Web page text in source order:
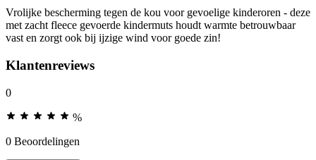
Vrolijke bescherming tegen de kou voor gevoelige kinderoren - deze
met zacht fleece gevoerde kindermuts houdt warmte betrouwbaar
vast en zorgt ook bij ijzige wind voor goede zin!
Klantenreviews
0
%
0 Beoordelingen